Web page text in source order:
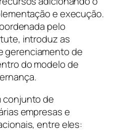
e execução.
pelo
, introduz as
gerenciamento de
do modelo de
conjunto de
empresas e
entre eles: